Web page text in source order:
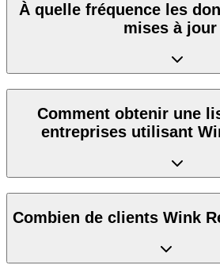
À quelle fréquence les
mises à jour
Comment obtenir une
entreprises utilisant
Combien de clients Wink